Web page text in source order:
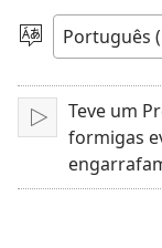
vídeo
Escolher
idioma
Reproduzir
Teve um
formigas